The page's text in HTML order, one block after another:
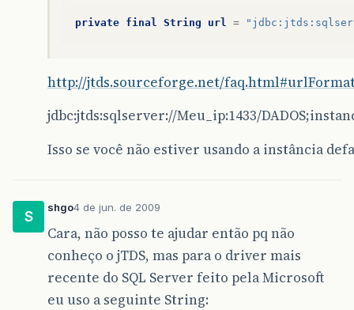
private final String url =
http://jtds.sourceforge.net/
jdbc:jtds:sqlserver://Meu_ip:1433/
Isso se você não estiver usando a instância
S
shgo4 de jun. de 2009
Cara, não posso te ajudar então pq não
conheço o jTDS, mas para o driver mais
recente do SQL Server feito pela Microsoft
eu uso a seguinte String: